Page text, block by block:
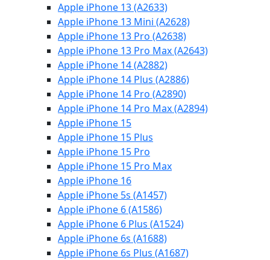
Apple iPhone 13 (A2633)
Apple iPhone 13 Mini (A2628)
Apple iPhone 13 Pro (A2638)
Apple iPhone 13 Pro Max (A2643)
Apple iPhone 14 (A2882)
Apple iPhone 14 Plus (A2886)
Apple iPhone 14 Pro (A2890)
Apple iPhone 14 Pro Max (A2894)
Apple iPhone 15
Apple iPhone 15 Plus
Apple iPhone 15 Pro
Apple iPhone 15 Pro Max
Apple iPhone 16
Apple iPhone 5s (A1457)
Apple iPhone 6 (A1586)
Apple iPhone 6 Plus (A1524)
Apple iPhone 6s (A1688)
Apple iPhone 6s Plus (A1687)